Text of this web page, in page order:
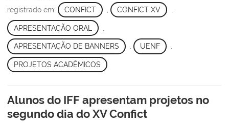
registrado em: CONFICT CONFICT XV
APRESENTAÇÃO ORAL
APRESENTAÇÃO DE BANNERS , UENF ,
PROJETOS ACADÊMICOS
Alunos do IFF apresentam projetos no
segundo dia do XV Confict